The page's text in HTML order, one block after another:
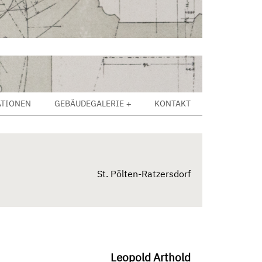
GEBÄUDEGALERIE KONTAKT
St. Pölten-Ratzersdorf
Leopold Arthold